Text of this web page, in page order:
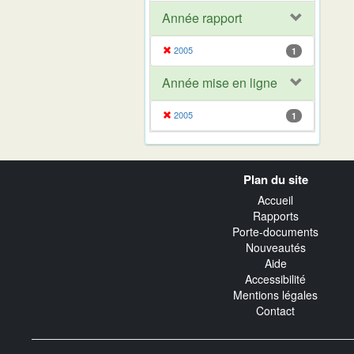
Année rapport
2005 1
Année mise en ligne
2005 1
Plan du site
Accueil
Rapports
Porte-documents
Nouveautés
Aide
Accessibilité
Mentions légales
Contact